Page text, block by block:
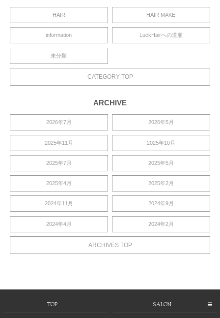
HAIR HAIR MAKE
information LuckHairへの道順
未分類
CATEGORY TOP
ARCHIVE
2026年7月 2026年5月
2025年11月 2025年10月
2025年7月 2025年5月
2025年4月 2025年2月
2024年11月 2024年9月
2024年4月 2024年2月
ARCHIVES TOP
TOP SALON